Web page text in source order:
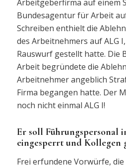
Arbeitgeberfirma auf einem
Bundesagentur für Arbeit
Schreiben enthielt die
des Arbeitnehmers auf ALG
Rauswurf gestellt hatte. Die
Arbeit begründete die
Arbeitnehmer angeblich
Firma begangen hatte. Der
noch nicht einmal ALG I!
Er soll Führungspersonal
eingesperrt und Kollegen
Frei erfundene Vorwürfe,